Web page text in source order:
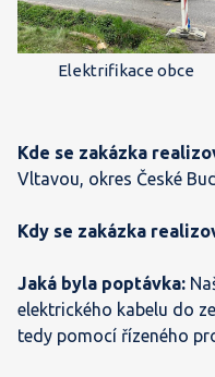
Elektrifikace obce
Kde se zakázka
Vltavou, okres České
Kdy se zakázka
Jaká byla poptávka:
elektrického kabelu do
tedy pomocí řízeného